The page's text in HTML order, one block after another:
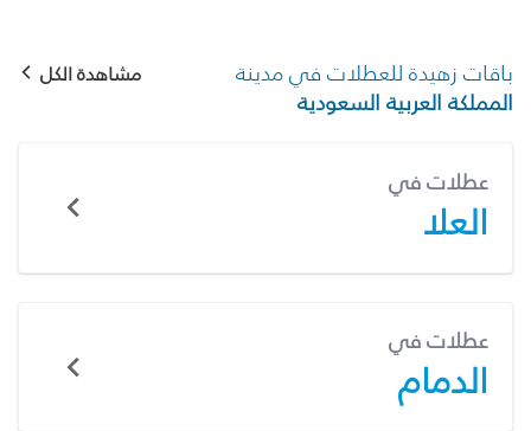
باقات زهيدة للعطلات في مدينة
المملكة العربية السعودية
مشاهدة الكل
عطلات في
العلا
عطلات في
الدمام